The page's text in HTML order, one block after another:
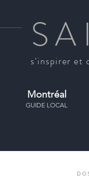
s'inspirer et
Montréal
GUIDE LOCAL